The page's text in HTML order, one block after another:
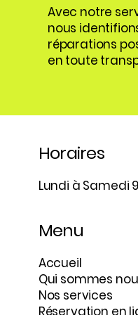
Avec notre
nous
réparations
en toute
Horaires
Lundi à Samedi
Menu
Accueil
Qui sommes
Nos services
Réservation en